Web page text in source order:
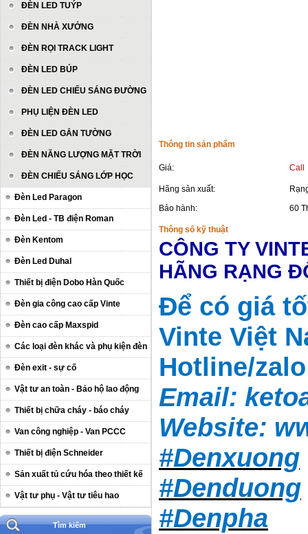
ĐÈN LED TUÝP
ĐÈN NHÀ XƯỞNG
ĐÈN RỌI TRACK LIGHT
ĐÈN LED BÚP
ĐÈN LED CHIẾU SÁNG ĐƯỜNG
PHỤ LIỆN ĐÈN LED
ĐÈN LED GẮN TƯỜNG
ĐÈN NĂNG LƯỢNG MẶT TRỜI
ĐÈN CHIẾU SÁNG LỚP HỌC
Đèn Led Paragon
Đèn Led - TB điện Roman
Đèn Kentom
Đèn Led Duhal
Thiết bị điện Dobo Hàn Quốc
Đèn gia công cao cấp Vinte
Đèn cao cấp Maxspid
Các loại đèn khác và phụ kiện đèn
Đèn exit - sự cố
Vật tư an toàn - Bảo hộ lao động
Thiết bị chữa cháy - báo cháy
Van công nghiệp - Van PCCC
Thiết bị điện Schneider
Sản xuất tủ cứu hóa theo thiết kế
Vật tư phụ - Vật tư tiêu hao
Tìm kiếm
Thông tin sản phẩm
Giá: Call
Hãng sản xuất:
Bảo hành:
60
Thông số kỹ thuật
CÔNG TY
HÃNG RẠNG
Để có giá
Vinte Việt
Hotline/
Email:
Website:
#Denxuong
#Denduong
#Denpha